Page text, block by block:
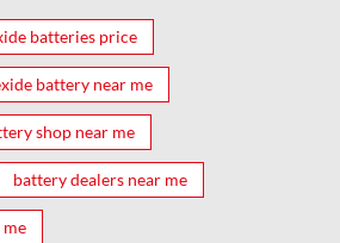
batteries price
battery near me
shop near me
battery dealers near me